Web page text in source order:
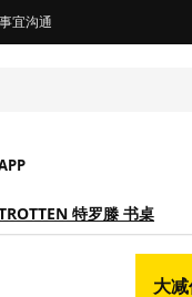
宜沟通
特罗滕 书桌
大